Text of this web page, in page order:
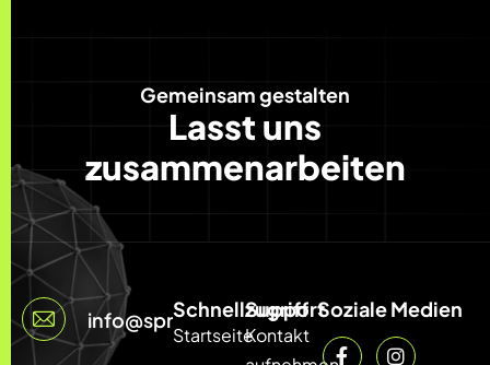
Gemeinsam gestalten
Lasst uns
zusammenarbeiten
info@sprintcode.net
Schnellzugriff
Startseite
Support
Kontakt
Soziale Medien